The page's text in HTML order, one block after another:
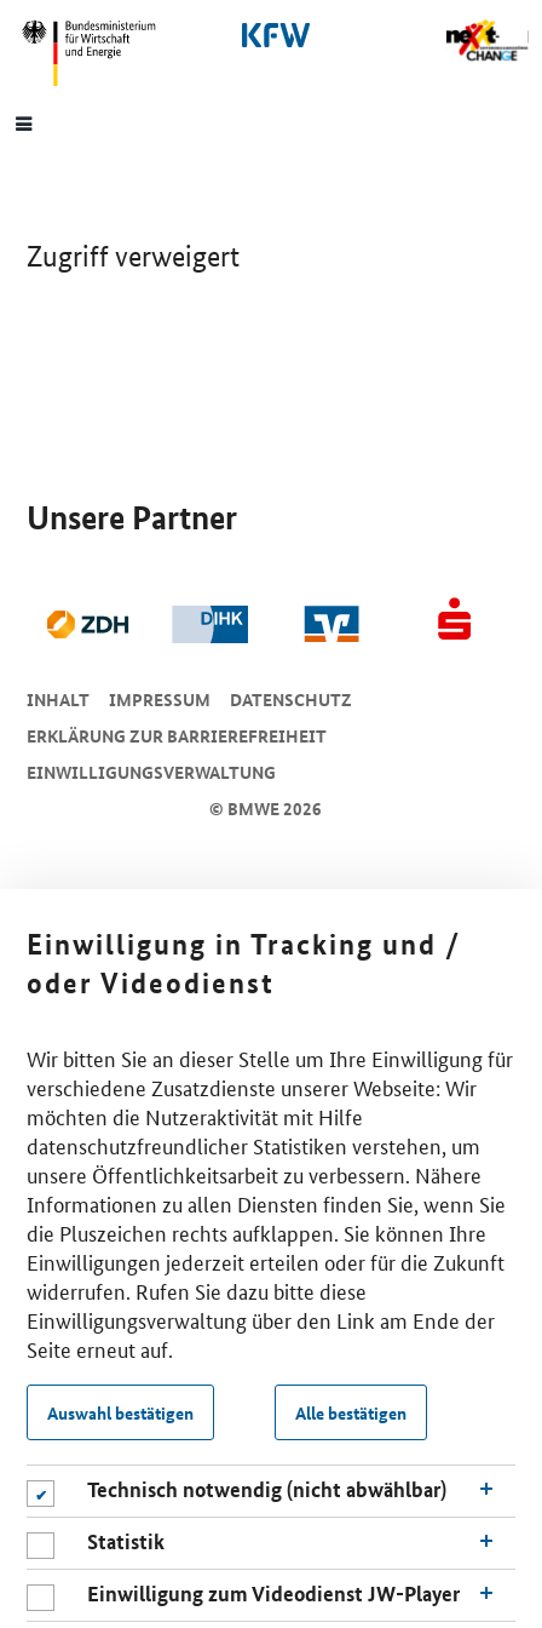
SrOnlyNavigation
Hauptmenü
Zugriff verweigert
Unsere Partner
© BMWE 2026
INHALT IMPRESSUM
DA­TEN­SCHUTZ
ERKLÄRUNG ZUR BARRIEREFREIHEIT
EINWILLIGUNGSVERWALTUNG
Einwilligung in Tracking und /
oder Videodienst
Wir bitten Sie an dieser Stelle um Ihre Einwilligung für
verschiedene Zusatzdienste unserer Webseite: Wir
möchten die Nutzeraktivität mit Hilfe
datenschutzfreundlicher Statistiken verstehen, um
unsere Öffentlichkeitsarbeit zu verbessern. Nähere
Informationen zu allen Diensten finden Sie, wenn Sie
die Pluszeichen rechts aufklappen. Sie können Ihre
Einwilligungen jederzeit erteilen oder für die Zukunft
widerrufen. Rufen Sie dazu bitte diese
Einwilligungsverwaltung über den Link am Ende der
Seite erneut auf.
Auswahl bestätigen Alle bestätigen
Technisch notwendig (nicht abwählbar)
Statistik
Einwilligung zum Videodienst JW-Player